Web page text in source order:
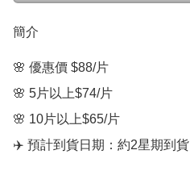
簡介
🌸 優惠價 $88/片
🌸 5片以上$74/片
🌸 10片以上$65/片
✈️ 預計到貨日期：約2星期到貨